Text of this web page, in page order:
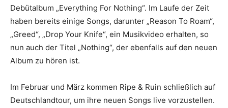
Debütalbum „Everything For Nothing“. Im Laufe der Zeit
haben bereits einige Songs, darunter „Reason To Roam“,
„Greed“, „Drop Your Knife“, ein Musikvideo erhalten, so
nun auch der Titel „Nothing“, der ebenfalls auf den neuen
Album zu hören ist.
Im Februar und März kommen Ripe & Ruin schließlich auf
Deutschlandtour, um ihre neuen Songs live vorzustellen.